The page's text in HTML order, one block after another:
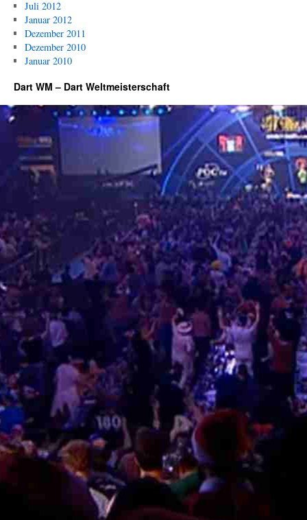
Juli 2012
Januar 2012
Dezember 2011
Dezember 2010
Januar 2010
Dart WM – Dart Weltmeisterschaft